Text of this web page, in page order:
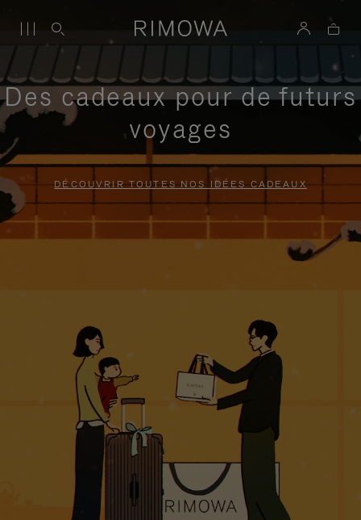
Des cadeaux pour de futurs
voyages
DÉCOUVRIR TOUTES NOS IDÉES CADEAUX